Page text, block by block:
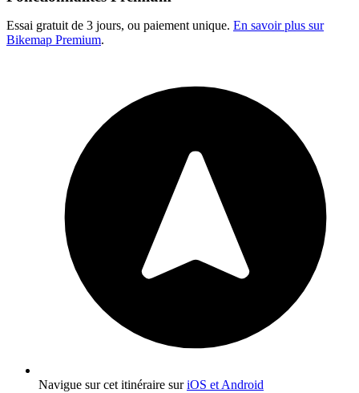
Essai gratuit de 3 jours, ou paiement unique. En savoir plus sur
Bikemap Premium.
Navigue sur cet itinéraire suriOS et Android